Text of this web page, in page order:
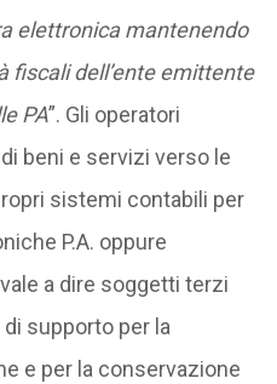
elettronica mantenendo
fiscali dell’ente emittente
PA”. Gli operatori
beni e servizi verso le
sistemi contabili per
P.A. oppure
a dire soggetti terzi
supporto per la
e per la conservazione